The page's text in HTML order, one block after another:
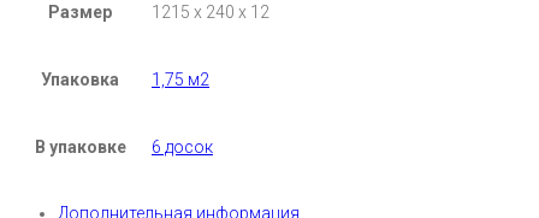
Размер 1215 х 240 х 12
Упаковка 1,75 м2
В упаковке 6 досок
Дополнительная информация